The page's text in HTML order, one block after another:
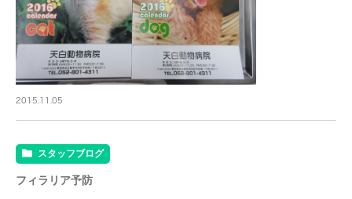
2015.11.05
スタッフブログ
フィラリア予防